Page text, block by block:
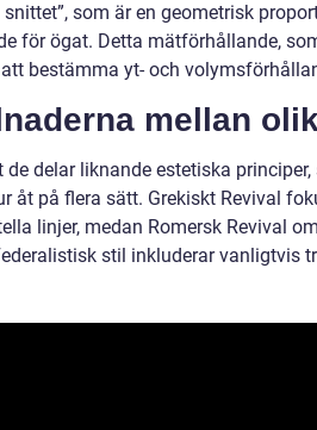
snittet”, som är en geometrisk
för ögat. Detta mätförhållande,
bestämma yt- och
mellan
de delar liknande estetiska
åt på flera sätt. Grekiskt Revival
linjer, medan Romersk Revival
stil inkluderar vanligtvis